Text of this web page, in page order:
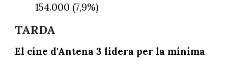
154.000 (7,9%)
TARDA
El cine d'Antena 3 lidera per la mínima